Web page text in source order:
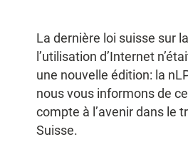
La dernière loi suisse sur
l’utilisation d’Internet
une nouvelle édition: la
nous vous informons de
compte à l’avenir dans le
Suisse.